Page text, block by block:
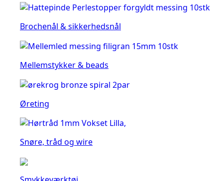
Brochenål & sikkerhedsnål
Mellemstykker & beads
Øreting
Snøre, tråd og wire